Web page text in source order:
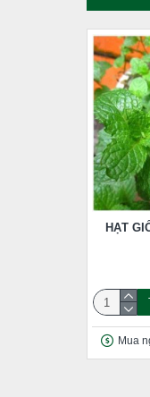
HẠT
Mua